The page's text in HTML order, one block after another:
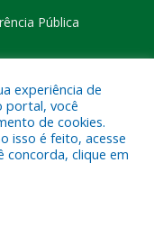
Pública
de Eldorado
experiência de
portal, você
de cookies.
isso é feito, acesse
concorda, clique em